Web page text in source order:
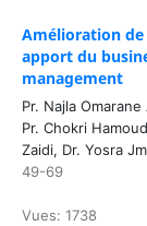
Amélioration de
apport du
management
Pr. Najla
Pr. Chokri
Zaidi, Dr. Yosra
49-69
Vues: 1738